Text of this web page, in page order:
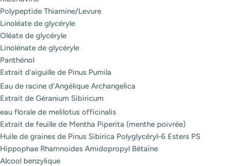
Polypeptide Thiamine/Levure
Linoléate de glycéryle
Oléate de glycéryle
Linolénate de glycéryle
Panthénol
Extrait d'aiguille de Pinus Pumila
Eau de racine d'Angélique Archangelica
Extrait de Géranium Sibiricum
eau florale de melilotus officinalis
Extrait de feuille de Mentha Piperita (menthe poivrée)
Huile de graines de Pinus Sibirica Polyglycéryl-6 Esters PS
Hippophae Rhamnoides Amidopropyl Bétaïne
Alcool benzylique